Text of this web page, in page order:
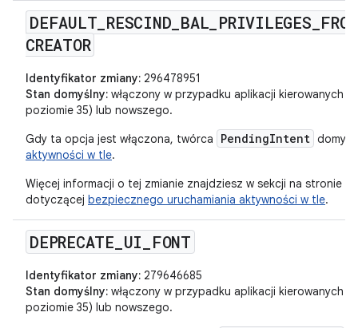
DEFAULT RESCIND BAL PRIVILEGES FROM
CREATOR
Identyfikator zmiany: 296478951
Stan domyślny: włączony w przypadku aplikacji kierowanych
poziomie 35) lub nowszego.
Gdy ta opcja jest włączona, twórca
PendingIntent
aktywności w tle.
Więcej informacji o tej zmianie znajdziesz w sekcji na stronie
dotyczącej bezpiecznego uruchamiania aktywności w tle.
DEPRECATE UI FONT
Identyfikator zmiany: 279646685
Stan domyślny: włączony w przypadku aplikacji kierowanych
poziomie 35) lub nowszego.